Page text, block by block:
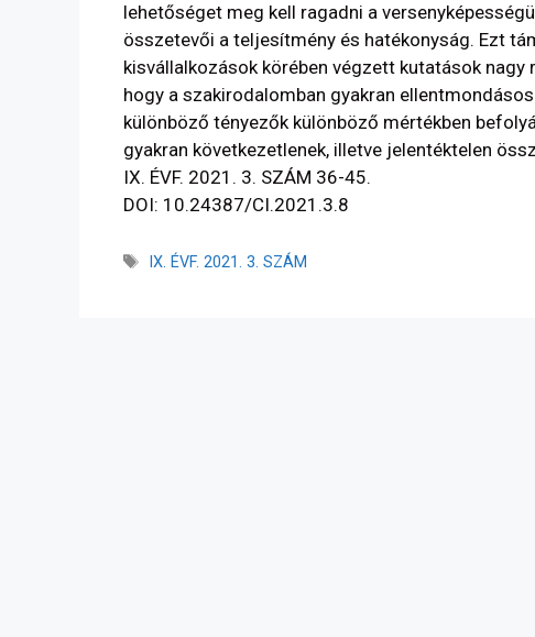
lehetőséget meg kell ragadni a
összetevői a teljesítmény és hatékonyság. Ezt
kisvállalkozások körében végzett kutatások
hogy a szakirodalomban gyakran
különböző tényezők különböző mértékben
gyakran következetlenek, illetve jelentéktelen
IX. ÉVF. 2021. 3. SZÁM 36-45.
DOI: 10.24387/CI.2021.3.8
IX. ÉVF. 2021. 3. SZÁM